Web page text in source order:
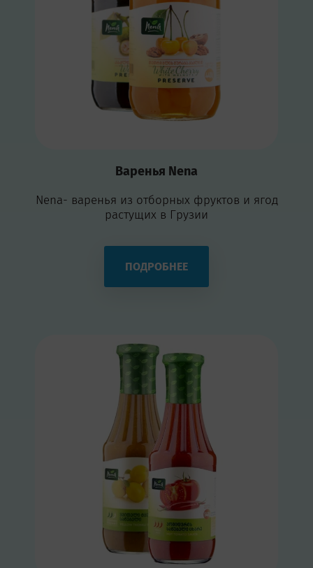
Варенья Nena
Nena- варенья из отборных фруктов и ягод
растущих в Грузии
ПОДРОБНЕЕ